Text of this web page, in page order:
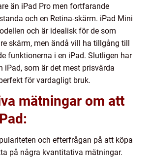
än iPad Pro men fortfarande
och en Retina-skärm. iPad Mini
och är idealisk för de som
skärm, men ändå vill ha tillgång till
funktionerna i en iPad. Slutligen har
iPad, som är det mest prisvärda
för vardagligt bruk.
mätningar om att
och efterfrågan på att köpa
på några kvantitativa mätningar.